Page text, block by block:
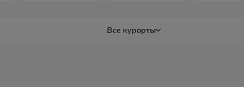
Все курорты